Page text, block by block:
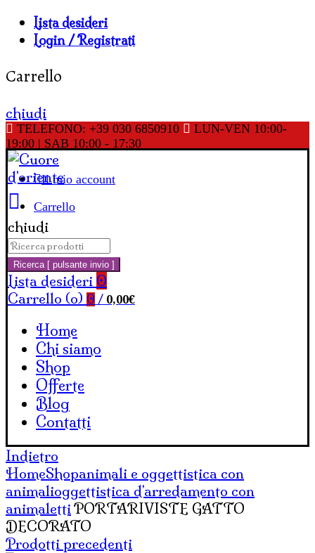
Lista desideri
Login / Registrati
Carrello
chiudi
TELEFONO: +39 030 6850910
LUN-VEN 10:00-
19:00 | SAB 10:00 - 17:30
Il mio account
Carrello
chiudi
Cerca:
Ricerca [ pulsante invio ]
Lista desideri 0
Carrello (o) 0 / 0,00€
Home
Chi siamo
Shop
Offerte
Blog
Contatti
Indietro
HomeShopanimali e oggettistica con
animalioggettistica d'arredamento con
animaletti PORTARIVISTE GATTO
DECORATO
Prodotti precedenti